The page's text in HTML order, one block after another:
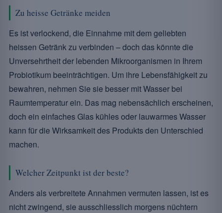
Zu heisse Getränke meiden
Es ist verlockend, die Einnahme mit dem geliebten
heissen Getränk zu verbinden – doch das könnte die
Unversehrtheit der lebenden Mikroorganismen in Ihrem
Probiotikum beeinträchtigen. Um ihre Lebensfähigkeit zu
bewahren, nehmen Sie sie besser mit Wasser bei
Raumtemperatur ein. Das mag nebensächlich erscheinen,
doch ein einfaches Glas kühles oder lauwarmes Wasser
kann für die Wirksamkeit des Produkts den Unterschied
machen.
Welcher Zeitpunkt ist der beste?
Anders als verbreitete Annahmen vermuten lassen, ist es
nicht zwingend, sie ausschliesslich morgens nüchtern